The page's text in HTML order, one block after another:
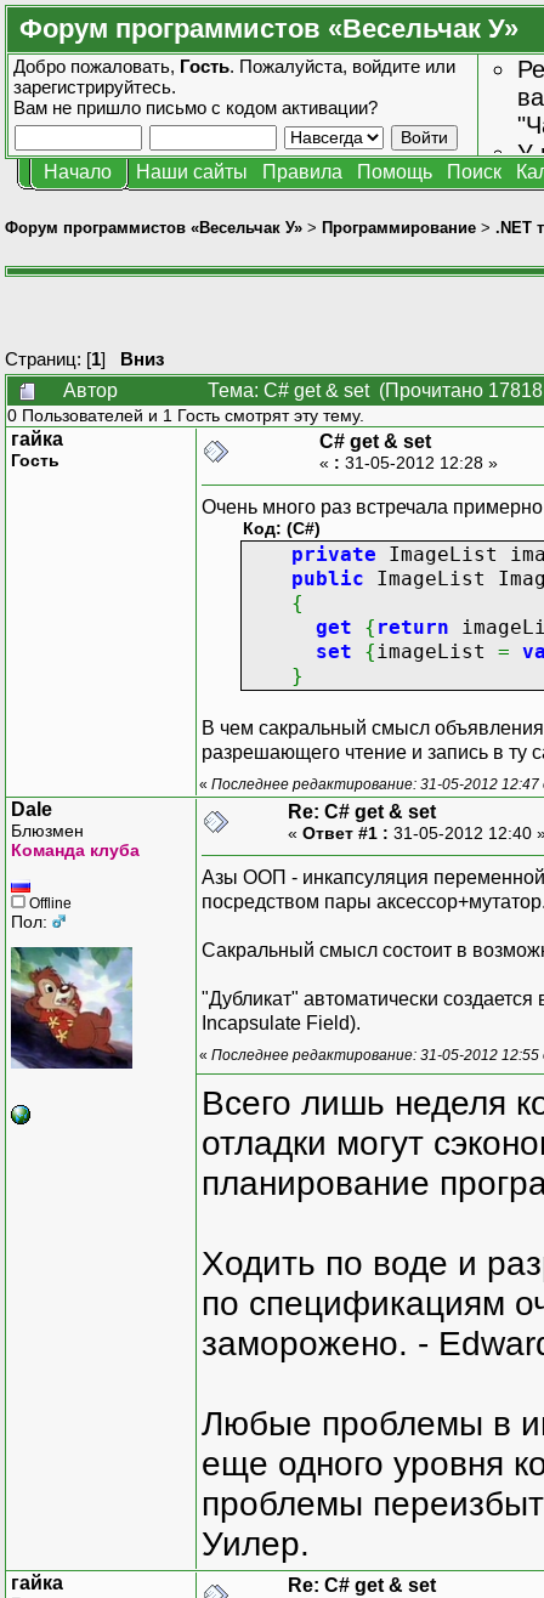
Форум программистов «Весельчак У»
Добро пожаловать, Гость. Пожалуйста, войдите или
зарегистрируйтесь.
Вам не пришло письмо с кодом активации?
У
Начало Наши сайты Правила Помощь Поиск
Форум программистов «Весельчак У» > Программирование > .NET
Страниц: [1] Вниз
Автор
Тема: C# get & set (Прочитано 17818
0 Пользователей и 1 Гость смотрят эту тему.
гайка
Гость
C# get & set
« : 31-05-2012 12:28 »
Очень много раз встречала
Код: (C#)
private ImageList
public ImageList
{
get
{ return
set
{ imageList =
}
В чем сакральный смысл
разрешающего чтение и запись в
« Последнее редактирование: 31-05-2012
Dale
Блюзмен
Команда клуба
Offline
Пол:
Re: C# get & set
« Ответ #1 : 31-05-2012 12:40
Азы ООП - инкапсуляция переменной
посредством пары
Сакральный смысл состоит в
"Дубликат" автоматически
Incapsulate Field).
« Последнее редактирование: 31-05-2012
Всего лишь неделя
отладки могут
планирование
Ходить по воде и
по спецификациям
заморожено. -
Любые проблемы в
еще одного уровня
проблемы
Уилер.
гайка Re: C# get & set